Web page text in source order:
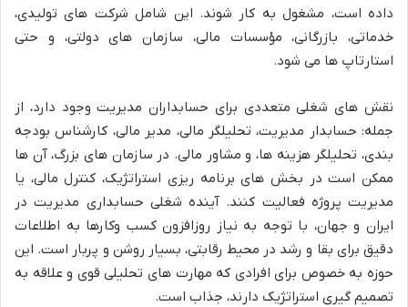
داده است، مشغول به کار شوند. این شامل شرکت های تولیدی،
خدماتی، بازرگانی، مؤسسات مالی، سازمان های دولتی، و حتی
استارتاپ ها می شود.
نقش های شغلی متعددی برای حسابداران مدیریت وجود دارد، از
جمله: حسابدار مدیریت، تحلیلگر مالی، مدیر مالی، کارشناس بودجه
بندی، تحلیلگر هزینه ها، و مشاور مالی. در سازمان های بزرگ، آن ها
ممکن است در بخش های برنامه ریزی استراتژیک، کنترل مالی، یا
مدیریت پروژه فعالیت کنند. آینده شغلی حسابداری مدیریت در
ایران و جهان، با توجه به نیاز روزافزون کسب وکارها به اطلاعات
دقیق برای بقا و رشد در محیط رقابتی، بسیار روشن و پربار است. این
حوزه به خصوص برای افرادی که مهارت های تحلیلی قوی و علاقه به
تصمیم گیری استراتژیک دارند، جذاب است.